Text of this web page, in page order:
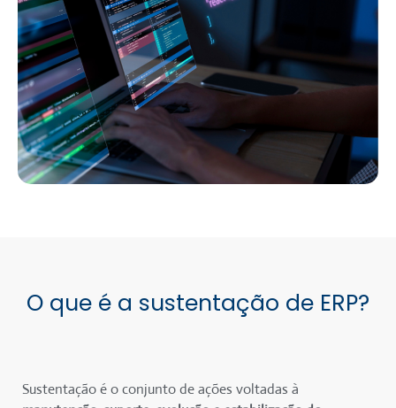
O que é a sustentação de ERP?
Sustentação é o conjunto de ações voltadas à